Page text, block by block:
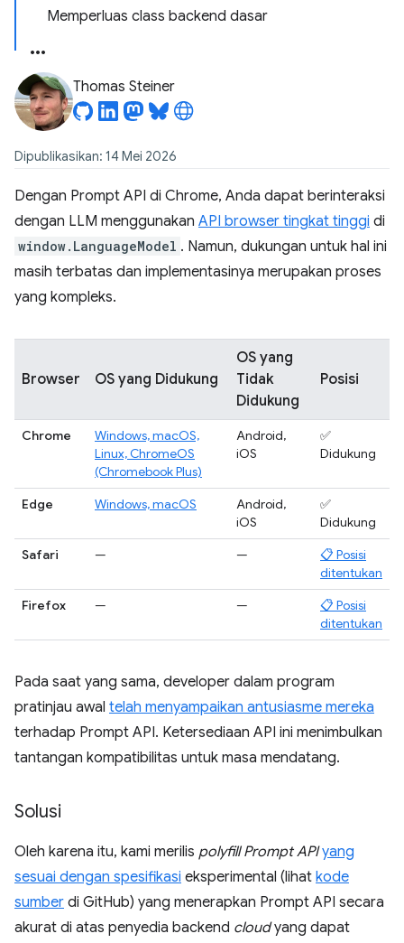
Memperluas class backend dasar
Thomas Steiner
Dipublikasikan: 14 Mei 2026
Dengan Prompt API di Chrome, Anda dapat berinteraksi
dengan LLM menggunakan API browser tingkat tinggi di
window.LanguageModel . Namun, dukungan untuk hal ini
masih terbatas dan implementasinya merupakan proses
yang kompleks.
Browser OS yang Didukung
OS yang
Tidak
Didukung
Posisi
Chrome
Windows, macOS,
Linux, ChromeOS
(Chromebook Plus)
Android,
iOS
✅
Didukung
Edge Windows, macOS
Android,
iOS
✅
Didukung
Safari
— —
📋 Posisi
ditentukan
Firefox
— —
📋 Posisi
ditentukan
Pada saat yang sama, developer dalam program
pratinjau awal telah menyampaikan antusiasme mereka
terhadap Prompt API. Ketersediaan API ini menimbulkan
tantangan kompatibilitas untuk masa mendatang.
Solusi
Oleh karena itu, kami merilis polyfill Prompt API yang
sesuai dengan spesifikasi eksperimental (lihat kode
sumber di GitHub) yang menerapkan Prompt API secara
akurat di atas penyedia backend cloudyang dapat